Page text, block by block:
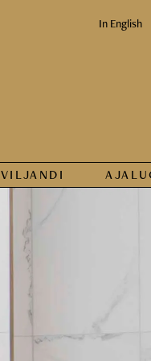
In English
VILJANDI